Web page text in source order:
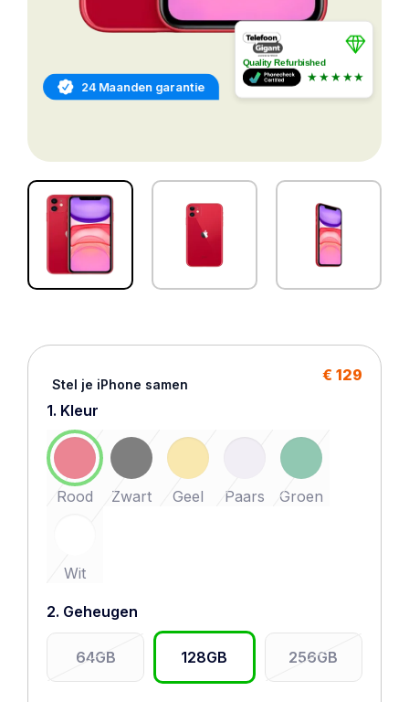
24 Maanden garantie
Quality Refurbished
★★★★★
Stel je iPhone samen
€ 129
1. Kleur
Rood Zwart Geel Paars Groen
Wit
2. Geheugen
64GB 128GB 256GB